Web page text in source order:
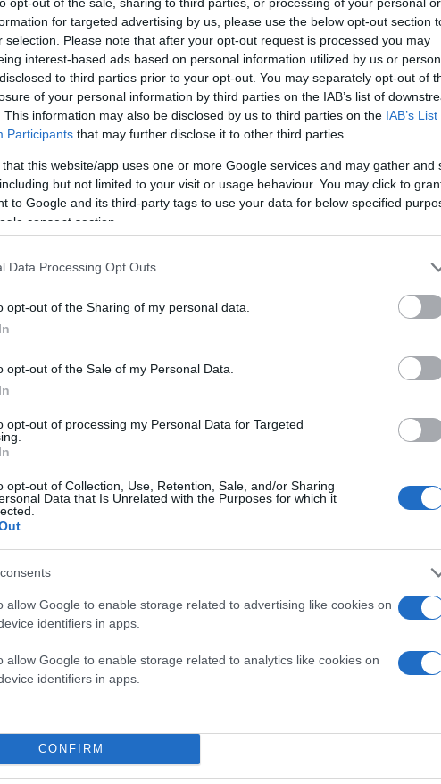
for targeted advertising by us, please use the below opt-out section
selection. Please note that after your opt-out request is processed you may
interest-based ads based on personal information utilized by us or
to third parties prior to your opt-out. You may separately opt-out of
of your personal information by third parties on the IAB’s list of
This information may also be disclosed by us to third parties on the IAB’s
Participants that may further disclose it to other third parties.
that this website/app uses one or more Google services and may gather and
but not limited to your visit or usage behaviour. You may click to
to Google and its third-party tags to use your data for below specified
consent section.
Data Processing Opt Outs
opt-out of the Sharing of my personal data.
opt-out of the Sale of my Personal Data.
opt-out of processing my Personal Data for Targeted
opt-out of Collection, Use, Retention, Sale, and/or Sharing
Data that Is Unrelated with the Purposes for which it
allow Google to enable storage related to advertising like cookies on
identifiers in apps.
allow Google to enable storage related to analytics like cookies on
identifiers in apps.
CONFIRM
Δώδεκα φάκελοι, μαζί με αυτόν που προκάλεσε
εντοπιστεί συνολικά μέχρι στιγμής σε διάφορα
πρυτάνεις και με χώρα αποστολής την Ινδία.
Όπως προκύπτει από τα μέχρι στιγμής στοιχεία, οι
τουλάχιστον δύο (Πανεπιστήμιο Δυτικής Αττικής
παρελήφθησαν πριν και μετά τα Χριστούγεννα.
Επίσης, μέχρι στιγμής, πέραν αυτού στην Μυτιλήνη,
έως τώρα, δεν περιείχε κάποια ύποπτη ουσία, ενώ
του Πανεπιστημίου Αιγαίου, δεν φαίνεται να είχε κάτι
Σύμφωνα με πληροφορίες, ο έλεγχος που έγινε στο
δείχνει ότι πρόκειται μάλλον για μια ουσία κόλλας
μελάνια εκτυπώσεως, με την οποία είχε εμποτιστεί ο
απάντηση, ενώ αναμένονται οι εργαστηριακές
αναμένονται στο Γενικό Χημείο του Κράτους.